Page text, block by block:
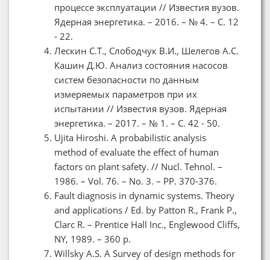
процессе эксплуатации // Известия вузов.
Ядерная энергетика. – 2016. – № 4. – С. 12
- 22.
Лескин С.Т., Слободчук В.И., Шелегов А.С.
Кашин Д.Ю. Анализ состояния насосов
систем безопасности по данным
измеряемых параметров при их
испытании // Известия вузов. Ядерная
энергетика. – 2017. – № 1. – С. 42 - 50.
Ujita Hiroshi. A probabilistic analysis
method of evaluate the effect of human
factors on plant safety. // Nucl. Tehnol. –
1986. – Vol. 76. – No. 3. – PP. 370-376.
Fault diagnosis in dynamic systems. Theory
and applications / Ed. by Patton R., Frank P.,
Clarc R. – Prentice Hall Inc., Englewood Cliffs,
NY, 1989. – 360 p.
Willsky A.S. A Survey of design methods for